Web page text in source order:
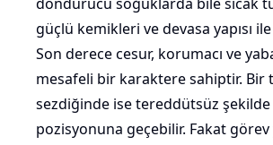
güçlü kemikleri ve devasa yapısı ile
Son derece cesur, korumacı ve
mesafeli bir karaktere sahiptir. Bir
sezdiğinde ise tereddütsüz
pozisyonuna geçebilir. Fakat